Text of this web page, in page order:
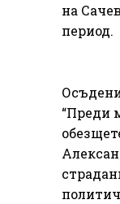
на
период.
“Преди